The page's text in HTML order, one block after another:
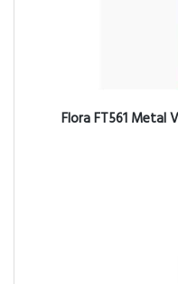
Flora FT561 Metal